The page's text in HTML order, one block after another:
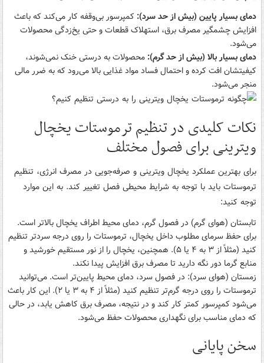
دمای بسیار پایین (بیش از حد سرد): کمپرسور بی‌وقفه کار می‌کند که باعث
افزایش چشمگیر مصرف برق، استهلاک قطعات و حتی یخ‌زدگی محصولات
می‌شود.
دمای بسیار بالا (بیش از حد گرم): محصولات به درستی خنک نمی‌شوند،
کیفیتشان افت کرده و احتمال فساد مواد غذایی بالا می‌رود که به ضرر مالی
منجر می‌شود.
نکات کلیدی در تنظیم ترموستات یخچال
ویترینی برای فصول مختلف
برای بهترین عملکرد یخچال ویترینی و صرفه‌جویی در مصرف انرژی، تنظیم
ترموستات باید با توجه به شرایط محیطی فصل تغییر کند. به این موارد
توجه کنید:
تابستان (هوای گرم) در فصول گرم، دمای محیط اطراف یخچال بالاتر است.
برای حفظ سرمای مطلوب داخل یخچال، ترموستات را روی درجه سردتر تنظیم
کنید (مثلاً از ۳ به ۴ یا ۵). همچنین، یخچال را از نور مستقیم خورشید و
منابع گرما دور نگه دارید تا مصرف برق افزایش پیدا نکند.
زمستان (هوای سرد): در فصول سرد، دمای محیط پایین‌تر است. می‌توانید
ترموستات را روی درجه گرم‌تر تنظیم کنید (مثلاً از ۴ به ۳ یا ۲). این کار باعث
می‌شود کمپرسور کمتر کار کند و در نتیجه، مصرف برق کاهش یابد، در حالی
که دمای مناسب برای نگهداری محصولات حفظ می‌شود.
سخن پایانی